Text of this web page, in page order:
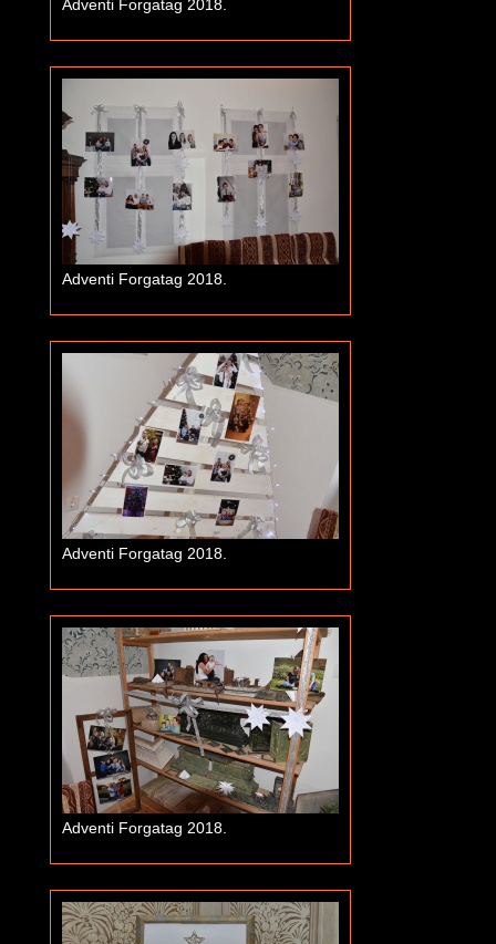
Adventi Forgatag 2018.
Adventi Forgatag 2018.
Adventi Forgatag 2018.
Adventi Forgatag 2018.